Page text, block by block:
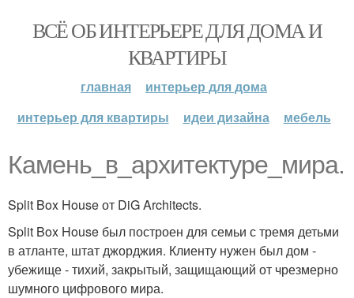
ВСЁ ОБ ИНТЕРЬЕРЕ ДЛЯ ДОМА И
КВАРТИРЫ
главная
интерьер для дома
интерьер для квартиры
идеи дизайна мебель
Камень_в_архитектуре_мира.
Split Box House от DiG Architects.
Split Box House был построен для семьи с тремя детьми
в атланте, штат джорджия. Клиенту нужен был дом -
убежище - тихий, закрытый, защищающий от чрезмерно
шумного цифрового мира.